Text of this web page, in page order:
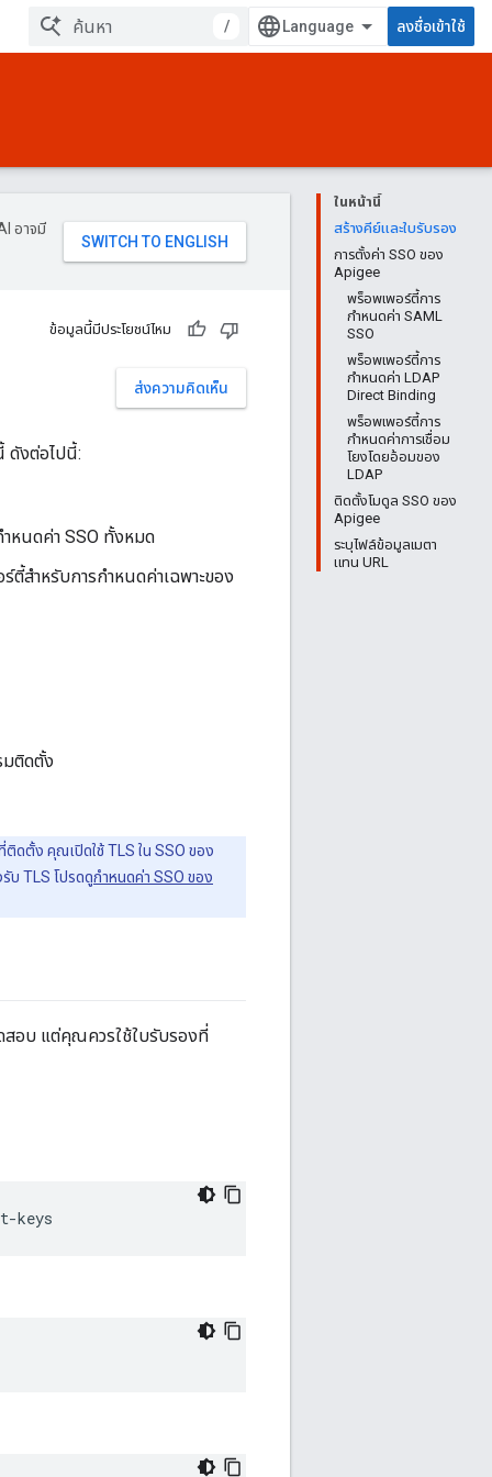
/ ลงชื่อเข้าใช้
ในหน้านี้
สร้างคีย์และใบรับรอง
การตั้งค่า SSO ของ
Apigee
พร็อพเพอร์ตี้การ
กำหนดค่า SAML
SSO
พร็อพเพอร์ตี้การ
กำหนดค่า LDAP
Direct Binding
พร็อพเพอร์ตี้การ
กำหนดค่าการเชื่อม
โยงโดยอ้อมของ
LDAP
ติดตั้งโมดูล SSO ของ
Apigee
ระบุไฟล์ข้อมูลเมตา
แทน URL
อาจมี
ข้อมูลนี้มีประโยชน์ไหม
ส่งความคิดเห็น
งต่อไปนี้:
หนดค่า SSO ทั้งหมด
สำหรับการกำหนดค่าเฉพาะของ
มติดตั้ง
ดตั้ง คุณเปิดใช้ TLS ใน SSO ของ
บ TLS โปรดดูกำหนดค่า SSO ของ
สอบ แต่คุณควรใช้ใบรับรองที่
keys